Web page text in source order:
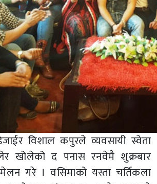
विशाल कपुरले व्यवसायी स्वेता
खोलेको द पनास रनवेमै शुक्रबार
गरे । वसिमाको यस्ता चर्तिकला